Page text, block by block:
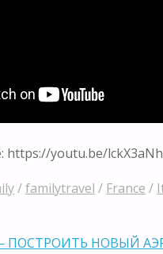
https://youtu.be/
/familytravel / France /
НОВЫЙ